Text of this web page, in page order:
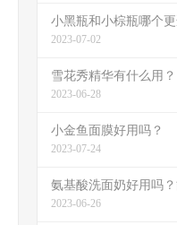
小黑瓶和小棕瓶哪个
2023-07-02
雪花秀精华有什么用？
2023-06-28
小金鱼面膜好用吗？
2023-07-24
氨基酸洗面奶好用吗
2023-06-26